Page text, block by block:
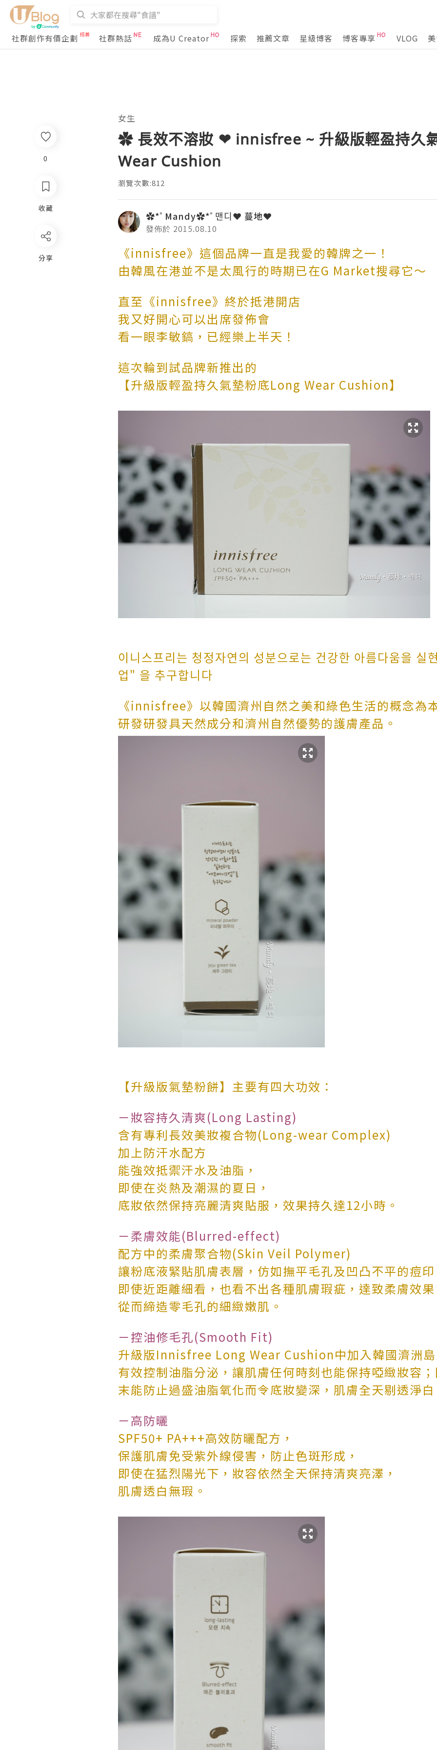
社群創作有價企劃 社群熱話 成為U Creator 探索 推薦文章 星級博客 博客專享 VLOG
0
收藏
分享
女生
✿ 長效不溶妝 ❤ innisfree ~ 升級版輕盈持久
Wear Cushion
瀏覽次數:812
✿*ﾟMandy✿*ﾟ맨디❤ 蔓地❤
發佈於 2015.08.10
《innisfree》這個品牌一直是我愛的韓牌之一！
由韓風在港並不是太風行的時期已在G Market搜尋它～
直至《innisfree》終於抵港開店
我又好開心可以出席發佈會
看一眼李敏鎬，已經樂上半天！
這次輪到試品牌新推出的
【升級版輕盈持久氣墊粉底Long Wear Cushion】
이니스프리는 청정자연의 성분으로는 건강한 아름다움을 실
업" 을 추구합니다
《innisfree》以韓國濟州自然之美和綠色生活的概念為
研發研發具天然成分和濟州自然優勢的護膚產品。
【升級版氣墊粉餅】主要有四大功效：
－妝容持久清爽(Long Lasting)
含有專利長效美妝複合物(Long-wear Complex)
加上防汗水配方
能強效抵禦汗水及油脂，
即使在炎熱及潮濕的夏日，
底妝依然保持亮麗清爽貼服，效果持久達12小時。
－柔膚效能(Blurred-effect)
配方中的柔膚聚合物(Skin Veil Polymer)
讓粉底液緊貼肌膚表層，仿如撫平毛孔及凹凸不平的痘
即使近距離細看，也看不出各種肌膚瑕疵，達致柔膚效
從而締造零毛孔的細緻嫩肌。
－控油修毛孔(Smooth Fit)
升級版Innisfree Long Wear Cushion中加入韓國濟洲
有效控制油脂分泌，讓肌膚任何時刻也能保持啞緻妝容
末能防止過盛油脂氧化而令底妝變深，肌膚全天剔透淨
－高防曬
SPF50+ PA+++高效防曬配方，
保護肌膚免受紫外線侵害，防止色斑形成，
即使在猛烈陽光下，妝容依然全天保持清爽亮澤，
肌膚透白無瑕。